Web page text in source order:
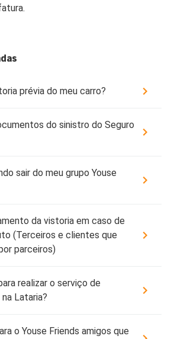
prévia do meu carro?
do sinistro do Seguro
sair do meu grupo Youse
da vistoria em caso de
(Terceiros e clientes que
parceiros)
realizar o serviço de
Lataria?
o Youse Friends amigos que